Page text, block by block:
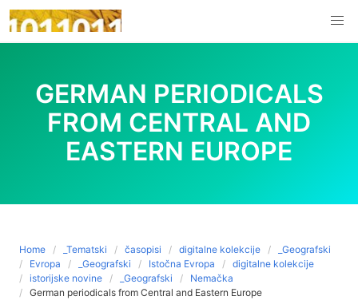
Skip
to
content
GERMAN PERIODICALS
FROM CENTRAL AND
EASTERN EUROPE
Home _Tematski časopisi digitalne kolekcije
_Geografski
Evropa
_Geografski Istočna Evropa
digitalne kolekcije
istorijske novine
_Geografski
Nemačka
German periodicals from Central and Eastern Europe